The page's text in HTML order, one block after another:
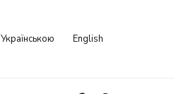
Українською English